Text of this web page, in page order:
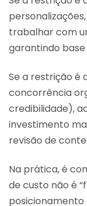
trabalhar com
garantindo
Se a restrição é
concorrência
credibilidade),
investimento
revisão de
Na prática, é
de custo não é